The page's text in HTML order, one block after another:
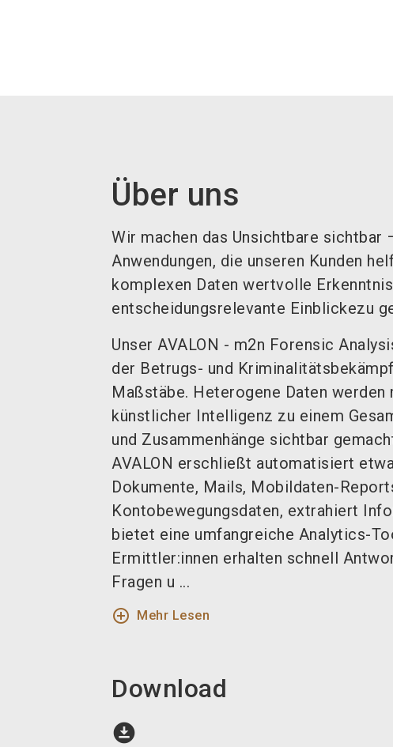
Über uns
Wir machen das Unsichtbare sichtbar
Anwendungen, die unseren Kunden
komplexen Daten wertvolle
entscheidungsrelevante Einblickezu
Unser AVALON - m2n Forensic
der Betrugs- und
Maßstäbe. Heterogene Daten werden
künstlicher Intelligenz zu einem
und Zusammenhänge sichtbar
AVALON erschließt automatisiert
Dokumente, Mails, Mobildaten-
Kontobewegungsdaten, extrahiert
bietet eine umfangreiche Analytics-
Ermittler:innen erhalten schnell
Fragen u ...
add_circle_outline Mehr Lesen
Download
download_for_offline